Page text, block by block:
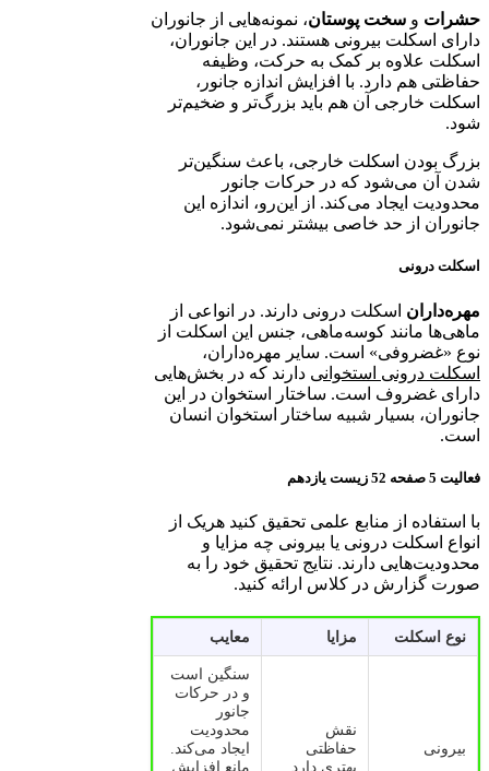
حشرات و سخت پوستان، نمونه‌هایی از جانوران
دارای اسکلت بیرونی هستند. در این جانوران،
اسکلت علاوه بر کمک به حرکت، وظیفه
حفاظتی هم دارد. با افزایش اندازه جانور،
اسکلت خارجی آن هم باید بزرگ‌تر و ضخیم‌تر
شود.
بزرگ بودن اسکلت خارجی، باعث سنگین‌تر
شدن آن می‌شود که در حرکات جانور
محدودیت ایجاد می‌کند. از این‌رو، اندازه این
جانوران از حد خاصی بیشتر نمی‌شود.
اسکلت درونی
مهره‌داران اسکلت درونی دارند. در انواعی از
ماهی‌ها مانند کوسه‌ماهی، جنس این اسکلت از
نوع «غضروفی» است. سایر مهره‌داران،
اسکلت درونی استخوانی دارند که در بخش‌هایی
دارای غضروف است. ساختار استخوان در این
جانوران، بسیار شبیه ساختار استخوان انسان
است.
فعالیت 5 صفحه 52 زیست یازدهم
با استفاده از منابع علمی تحقیق کنید هریک از
انواع اسکلت درونی یا بیرونی چه مزایا و
محدودیت‌هایی دارند. نتایج تحقیق خود را به
صورت گزارش در کلاس ارائه کنید.
نوع اسکلت مزایا معایب
بیرونی
نقش
حفاظتی
بهتری دارد
سنگین است
و در حرکات
جانور
محدودیت
ایجاد می‌کند.
مانع افزایش